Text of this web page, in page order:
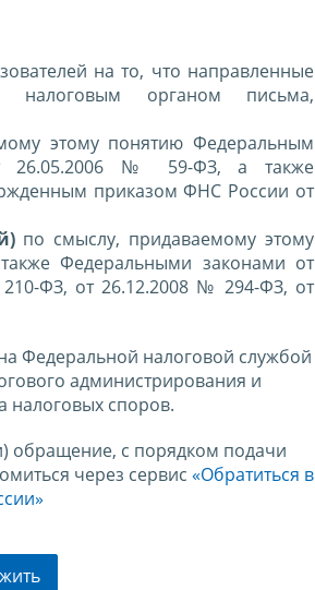
на то, что направленные
органом письма,
этому понятию Федеральным
26.05.2006 № 59-ФЗ, а также
приказом ФНС России от
по смыслу, придаваемому этому
Федеральными законами от
ФЗ, от 26.12.2008 № 294-ФЗ, от
Федеральной налоговой службой
администрирования и
налоговых споров.
обращение, с порядком подачи
через сервис «Обратиться в